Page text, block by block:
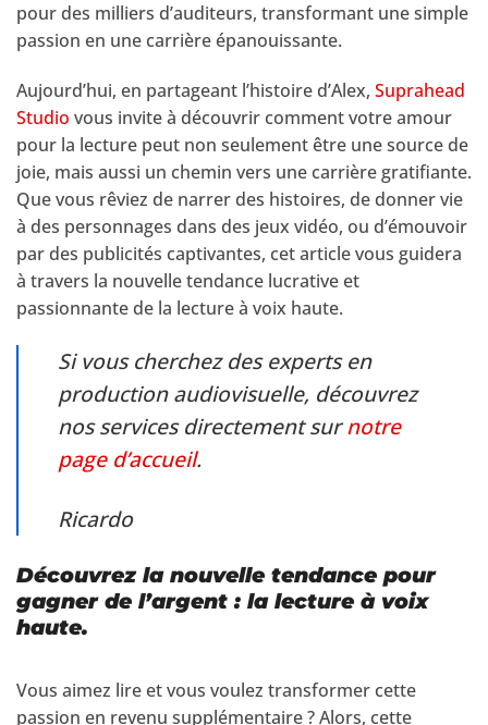
pour des milliers d’auditeurs, transformant une simple
passion en une carrière épanouissante.
Aujourd’hui, en partageant l’histoire d’Alex, Suprahead
Studio vous invite à découvrir comment votre amour
pour la lecture peut non seulement être une source de
joie, mais aussi un chemin vers une carrière gratifiante.
Que vous rêviez de narrer des histoires, de donner vie
à des personnages dans des jeux vidéo, ou d’émouvoir
par des publicités captivantes, cet article vous guidera
à travers la nouvelle tendance lucrative et
passionnante de la lecture à voix haute.
Si vous cherchez des experts en
production audiovisuelle, découvrez
nos services directement surnotre
page d’accueil.
Ricardo
Découvrez la nouvelle tendance pour
gagner de l’argent : la lecture à voix
haute.
Vous aimez lire et vous voulez transformer cette
passion en revenu supplémentaire ? Alors, cette